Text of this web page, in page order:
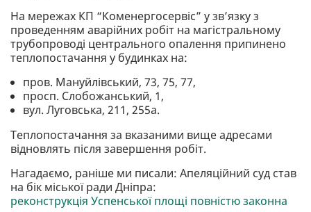
На мережах КП “Коменергосервіс” у зв’язку з
проведенням аварійних робіт на магістральному
трубопроводі центрального опалення припинено
теплопостачання у будинках на:
пров. Мануйлівський, 73, 75, 77,
просп. Слобожанський, 1,
вул. Луговська, 211, 255а.
Теплопостачання за вказаними вище адресами
відновлять після завершення робіт.
Нагадаємо, раніше ми писали: Апеляційний суд став
на бік міської ради Дніпра:
реконструкція Успенської площі повністю законна